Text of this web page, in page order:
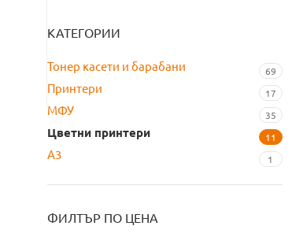
КАТЕГОРИИ
Тонер касети и барабани 69
Принтери 17
МФУ 35
Цветни принтери 11
A3 1
ФИЛТЪР ПО ЦЕНА